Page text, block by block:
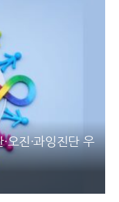
오진·과잉진단 우